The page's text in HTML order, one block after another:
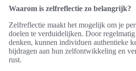
Waarom is zelfreflectie zo belangrijk?
Zelfreflectie maakt het mogelijk om je
doelen te verduidelijken. Door
denken, kunnen individuen authentieke
bijdragen aan hun zelfontwikkeling en
rust.